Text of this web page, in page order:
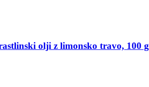
olji z limonsko travo, 100 g